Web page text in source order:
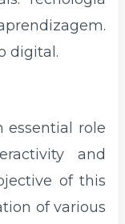
digital.
essential role
and
of this
of various